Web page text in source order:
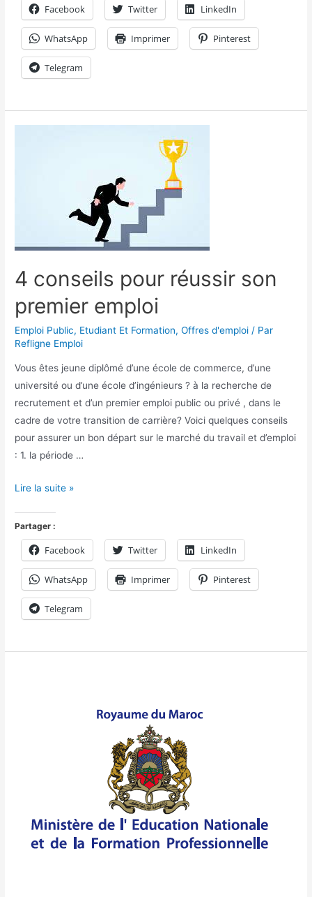
Facebook Twitter LinkedIn
WhatsApp Imprimer Pinterest
Telegram
4 conseils pour réussir son
premier emploi
Emploi Public, Etudiant Et Formation,Offres d'emploi / Par
Refligne Emploi
Vous êtes jeune diplômé d’une école de commerce, d’une
université ou d’une école d’ingénieurs ? à la recherche de
recrutement et d’un premier emploi public ou privé , dans le
cadre de votre transition de carrière? Voici quelques conseils
pour assurer un bon départ sur le marché du travail et d’emploi
: 1. la période …
Lire la suite »
Partager :
Facebook Twitter LinkedIn
WhatsApp Imprimer Pinterest
Telegram